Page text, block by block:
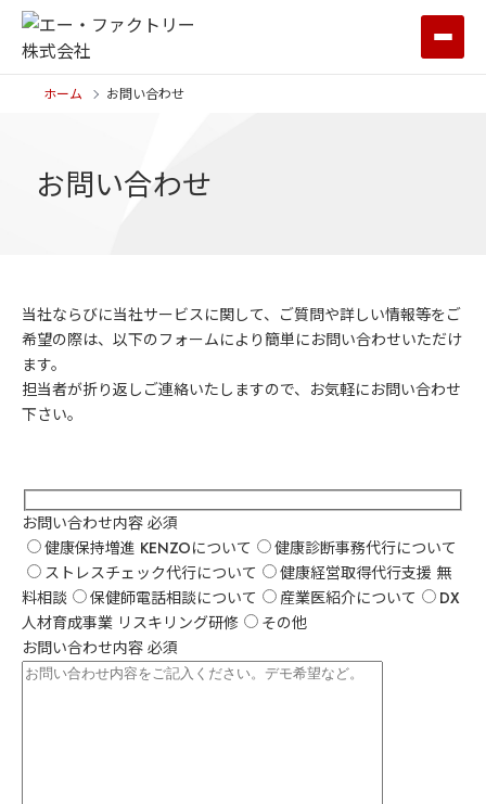
ホーム お問い合わせ
お問い合わせ
当社ならびに当社サービスに関して、ご質問や詳しい情報等をご
希望の際は、以下のフォームにより簡単にお問い合わせいただけ
ます。
担当者が折り返しご連絡いたしますので、お気軽にお問い合わせ
下さい。
お問い合わせ内容 必須
健康保持増進 KENZOについて
健康診断事務代行について
ストレスチェック代行について
健康経営取得代行支援 無
料相談
保健師電話相談について 産業医紹介について
DX
人材育成事業 リスキリング研修
その他
お問い合わせ内容 必須